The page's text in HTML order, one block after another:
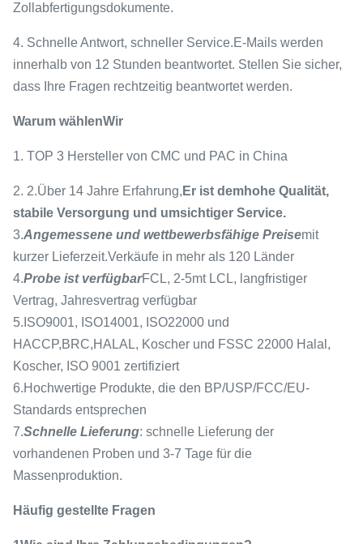
Zollabfertigungsdokumente.
4. Schnelle Antwort, schneller Service.E-Mails werden
innerhalb von 12 Stunden beantwortet. Stellen Sie sicher,
dass Ihre Fragen rechtzeitig beantwortet werden.
Warum wählenWir
1. TOP 3 Hersteller von CMC und PAC in China
2. 2.Über 14 Jahre Erfahrung, Er ist demhohe Qualität,
stabile Versorgung und umsichtiger Service.
3.Angemessene und wettbewerbsfähige Preisemit
kurzer Lieferzeit.Verkäufe in mehr als 120 Länder
4.Probe ist verfügbarFCL, 2-5mt LCL, langfristiger
Vertrag, Jahresvertrag verfügbar
5.ISO9001, ISO14001, ISO22000 und
HACCP,BRC,HALAL, Koscher und FSSC 22000 Halal,
Koscher, ISO 9001 zertifiziert
6.Hochwertige Produkte, die den BP/USP/FCC/EU-
Standards entsprechen
7.Schnelle Lieferung: schnelle Lieferung der
vorhandenen Proben und 3-7 Tage für die
Massenproduktion.
Häufig gestellte Fragen